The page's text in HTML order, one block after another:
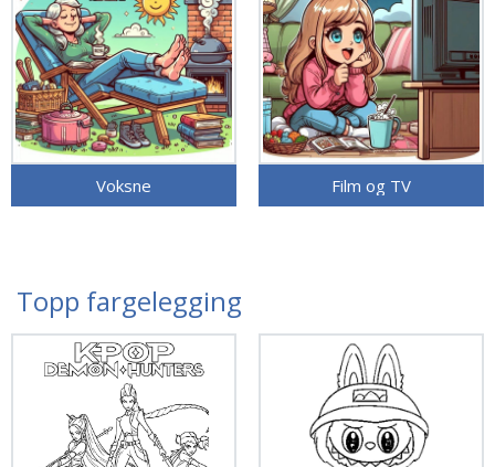
Voksne Film og TV
Topp fargelegging